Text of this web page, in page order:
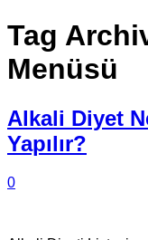
Tag
Menüsü
Alkali Diyet
Yapılır?
0